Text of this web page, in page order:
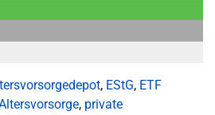
, EStG, ETF
, private